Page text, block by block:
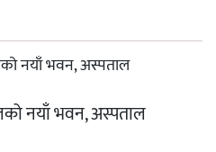
नयाँ भवन, अस्पताल